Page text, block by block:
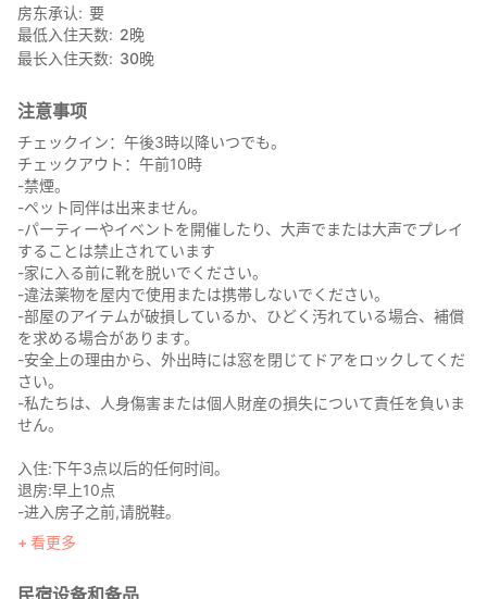
房东承认
要
最低入住天数
2晚
最长入住天数
30晚
注意事项
チェックイン：午後3時以降いつでも。
チェックアウト：午前10時
-禁煙。
-ペット同伴は出来ません。
-パーティーやイベントを開催したり、大声でまたは大声でプレイ
することは禁止されています
-家に入る前に靴を脱いでください。
-違法薬物を屋内で使用または携帯しないでください。
-部屋のアイテムが破損しているか、ひどく汚れている場合、補償
を求める場合があります。
-安全上の理由から、外出時には窓を閉じてドアをロックしてくだ
さい。
-私たちは、人身傷害または個人財産の損失について責任を負いま
せん。
入住:下午3点以后的任何时间｡
退房:早上10点
-进入房子之前,请脱鞋｡
-禁带宠物｡
-禁止抽烟｡
看更多